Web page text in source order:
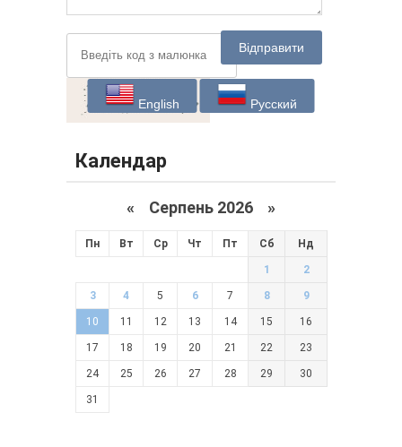
Відправити
English Русский
Календар
« Серпень 2026 »
Пн Вт Ср Чт Пт Сб Нд
1 2
3 4 5 6 7 8 9
10 11 12 13 14 15 16
17 18 19 20 21 22 23
24 25 26 27 28 29 30
31